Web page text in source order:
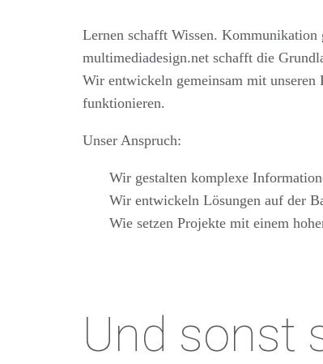
Lernen schafft Wissen.
multimediadesign.net schafft die
Wir entwickeln gemeinsam mit unseren
funktionieren.
Unser Anspruch:
Wir gestalten komplexe
Wir entwickeln Lösungen auf der
Wie setzen Projekte mit einem
Und sonst